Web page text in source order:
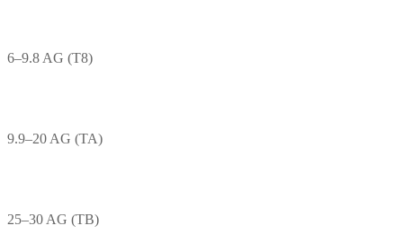
6–9.8 AG (T8)
9.9–20 AG (TA)
25–30 AG (TB)